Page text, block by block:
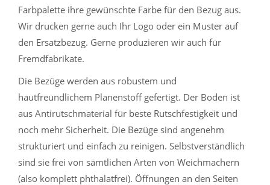
Farbpalette ihre gewünschte Farbe für den Bezug aus.
Wir drucken gerne auch Ihr Logo oder ein Muster auf
den Ersatzbezug. Gerne produzieren wir auch für
Fremdfabrikate.
Die Bezüge werden aus robustem und
hautfreundlichem Planenstoff gefertigt. Der Boden ist
aus Antirutschmaterial für beste Rutschfestigkeit und
noch mehr Sicherheit. Die Bezüge sind angenehm
strukturiert und einfach zu reinigen. Selbstverständlich
sind sie frei von sämtlichen Arten von Weichmachern
(also komplett phthalatfrei). Öffnungen an den Seiten